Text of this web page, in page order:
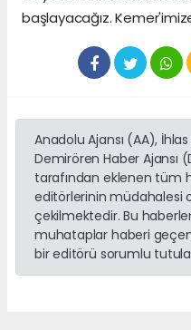
başlayacağız.
Anadolu Ajansı (AA),
Demirören Haber Ajansı
tarafından eklenen tüm
editörlerinin müdahalesi
çekilmektedir. Bu
muhataplar haberi
bir editörü sorumlu